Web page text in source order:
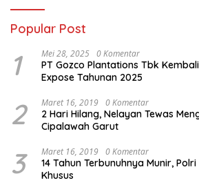
Popular Post
1 Mei 28, 2025 0 Komentar
PT Gozco Plantations Tbk
Expose Tahunan 2025
2 Maret 16, 2019 0 Komentar
2 Hari Hilang, Nelayan Tewas
Cipalawah Garut
3 Maret 16, 2019 0 Komentar
14 Tahun Terbunuhnya Munir,
Khusus